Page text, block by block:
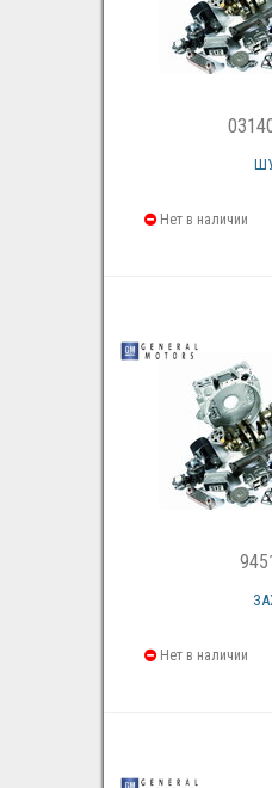
Нет в наличии
Нет в наличии